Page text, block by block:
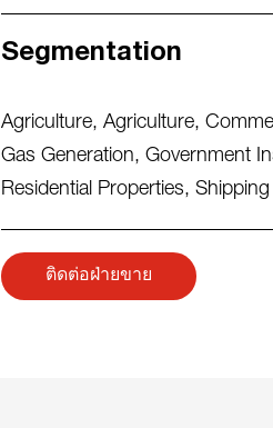
Segmentation
Agriculture, Agriculture,
Gas Generation, Government
Residential Properties,
ติดต่อฝ่ายขาย